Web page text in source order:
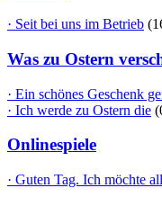
· Seit bei uns im Betrieb
Was zu Ostern
· Ein schönes Geschenk
· Ich werde zu Ostern die
Onlinespiele
· Guten Tag. Ich möchte